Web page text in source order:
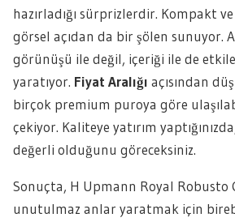
hazırladığı sürprizlerdir. Kompakt
görsel açıdan da bir şölen sunuyor.
görünüşü ile değil, içeriği ile de
yaratıyor. Fiyat Aralığı açısından
birçok premium puroya göre
çekiyor. Kaliteye yatırım
değerli olduğunu göreceksiniz.
Sonuçta, H Upmann Royal Robusto
unutulmaz anlar yaratmak için